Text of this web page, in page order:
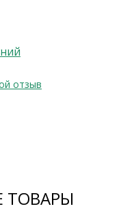
отзыв
ТОВАРЫ